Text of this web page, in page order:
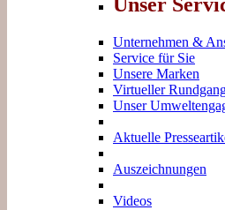
Unser
Unternehmen &
Service für Sie
Unsere Marken
Virtueller
Unser
Aktuelle
Auszeichnungen
Videos